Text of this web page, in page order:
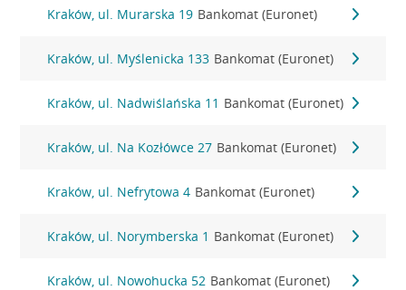
Kraków, ul. Murarska 19 Bankomat (Euronet)
Kraków, ul. Myślenicka 133 Bankomat (Euronet)
Kraków, ul. Nadwiślańska 11 Bankomat (Euronet)
Kraków, ul. Na Kozłówce 27 Bankomat (Euronet)
Kraków, ul. Nefrytowa 4 Bankomat (Euronet)
Kraków, ul. Norymberska 1 Bankomat (Euronet)
Kraków, ul. Nowohucka 52 Bankomat (Euronet)